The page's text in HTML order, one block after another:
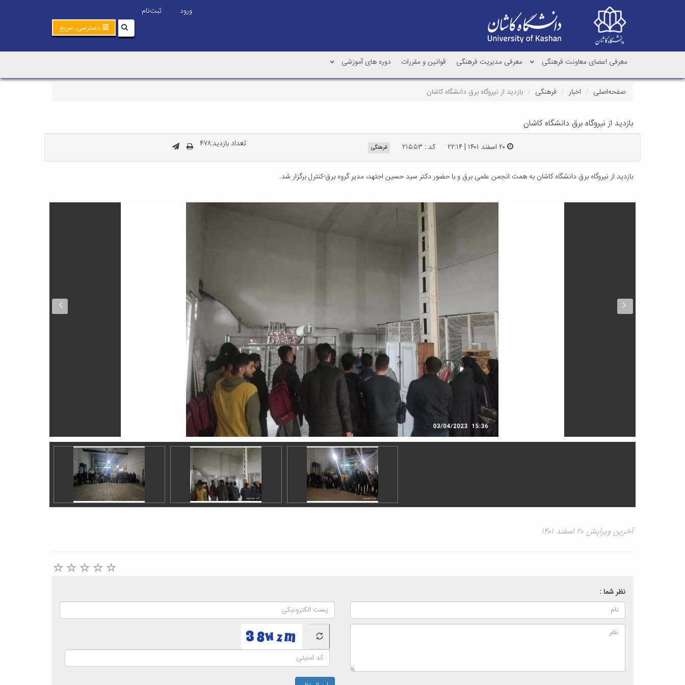
ورود |
ثبت‌نام
دسترسی سریع
معرفی اعضای معاونت فرهنگی معرفی مدیریت فرهنگی قوانین و مقررات دوره های آموزشی
صفحه‌اصلی اخبار فرهنگی بازدید از نیروگاه برق دانشگاه کاشان
بازدید از نیروگاه برق دانشگاه کاشان
۲۰ اسفند ۱۴۰۱ | ۲۲:۱۴ کد : ۲۱۵۵۳ فرهنگی تعداد بازدید:۴۷۸
بازدید از نیروگاه برق دانشگاه کاشان به همت انجمن علمی برق و با حضور دکتر سید حسین اجتهد، مدیر گروه برق-کنترل برگزار شد.
آخرین ویرایش ۲۰ اسفند ۱۴۰۱
نظر شما :